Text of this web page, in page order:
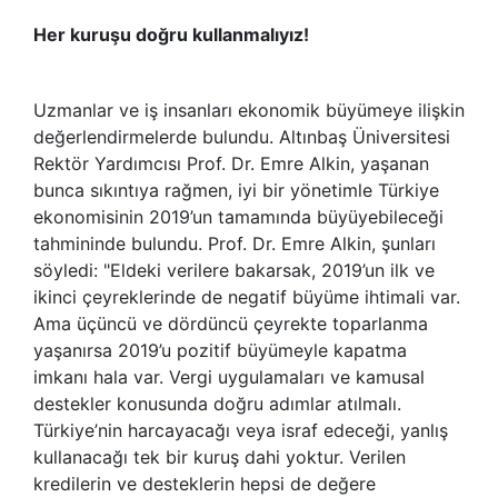
Her kuruşu doğru kullanmalıyız!
Uzmanlar ve iş insanları ekonomik büyümeye ilişkin
değerlendirmelerde bulundu. Altınbaş Üniversitesi
Rektör Yardımcısı Prof. Dr. Emre Alkin, yaşanan
bunca sıkıntıya rağmen, iyi bir yönetimle Türkiye
ekonomisinin 2019’un tamamında büyüyebileceği
tahmininde bulundu. Prof. Dr. Emre Alkin, şunları
söyledi: "Eldeki verilere bakarsak, 2019’un ilk ve
ikinci çeyreklerinde de negatif büyüme ihtimali var.
Ama üçüncü ve dördüncü çeyrekte toparlanma
yaşanırsa 2019’u pozitif büyümeyle kapatma
imkanı hala var. Vergi uygulamaları ve kamusal
destekler konusunda doğru adımlar atılmalı.
Türkiye’nin harcayacağı veya israf edeceği, yanlış
kullanacağı tek bir kuruş dahi yoktur. Verilen
kredilerin ve desteklerin hepsi de değere